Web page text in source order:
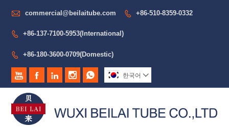
 commercial@beilaitube.com  +86-510-8359-0332
 +86-137-7100-5953(International)
 +86-180-3600-0709(Domestic)
     한국어 